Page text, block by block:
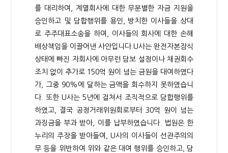
를 대리하여, 계열회사에 대한 무분별한 자금 지원을
승인하고 및 담합행위를 용인, 방치한 이사들을 상대
로 주주대표소송을 하여, 이사들의 회사에 대한 손해
배상책임을 이끌어낸 사안입니다.U사는 완전자본잠식
상태에 빠진 자회사에 아무런 담보 설정이나 채권회수
조치 없이 추가로 150억 원이 넘는 금원을 대여하였다
가, 그중 90%에 달하는 금액을 회수하지 못하였습니
다. 또한 U사는 5년에 걸쳐서 조직적으로 담합행위를
하였고, 결국 공정거래위원회로부터 30억 원이 넘는
과징금을 부과 받아, 이를 납부하였습니다. 법원은 한
누리의 주장을 받아들여, U사의 이사들이 선관주의의
무 등을 위반하여 위와 같은 대여 행위를 승인하고, 담